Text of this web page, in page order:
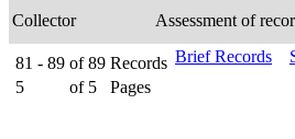
Collector
Assessment of
81 - 89 of 89 Records
5
of 5 Pages
Brief Records